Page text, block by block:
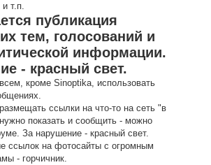
т.п.
публикация
тем, голосований и
информации.
- красный свет.
кроме Sinoptika, использовать
ссылки на что-то на сеть "в
показать и сообщить - можно
За нарушение - красный свет.
ссылок на фотосайты с огромным
- горчичник.